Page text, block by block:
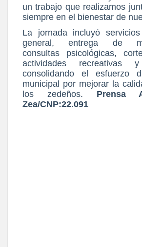
un trabajo que realizamos
siempre en el bienestar de
La jornada incluyó
general, entrega de
consultas psicológicas,
actividades recreativas y
consolidando el esfuerzo
municipal por mejorar la
los zedeños.
Prensa
Zea/CNP:22.091